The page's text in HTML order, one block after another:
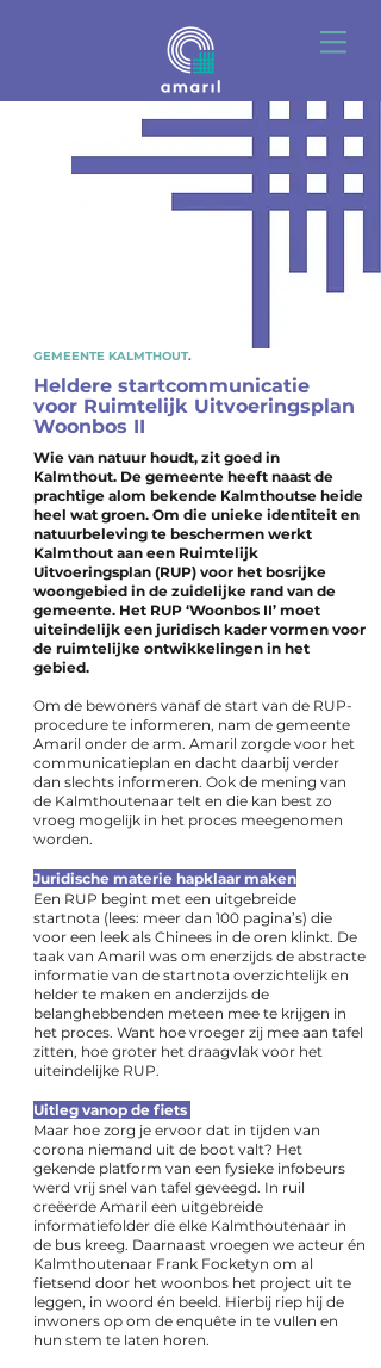
GEMEENTE KALMTHOUT.
Heldere startcommunicatie
voor Ruimtelijk Uitvoeringsplan
Woonbos II
Wie van natuur houdt, zit goed in
Kalmthout. De gemeente heeft naast de
prachtige alom bekende Kalmthoutse heide
heel wat groen. Om die unieke identiteit en
natuurbeleving te beschermen werkt
Kalmthout aan een Ruimtelijk
Uitvoeringsplan (RUP) voor het bosrijke
woongebied in de zuidelijke rand van de
gemeente. Het RUP ‘Woonbos II’ moet
uiteindelijk een juridisch kader vormen voor
de ruimtelijke ontwikkelingen in het
gebied.
Om de bewoners vanaf de start van de RUP-
procedure te informeren, nam de gemeente
Amaril onder de arm. Amaril zorgde voor het
communicatieplan en dacht daarbij verder
dan slechts informeren. Ook de mening van
de Kalmthoutenaar telt en die kan best zo
vroeg mogelijk in het proces meegenomen
worden.
Juridische materie hapklaar maken
Een RUP begint met een uitgebreide
startnota (lees: meer dan 100 pagina’s) die
voor een leek als Chinees in de oren klinkt. De
taak van Amaril was om enerzijds de abstracte
informatie van de startnota overzichtelijk en
helder te maken en anderzijds de
belanghebbenden meteen mee te krijgen in
het proces. Want hoe vroeger zij mee aan tafel
zitten, hoe groter het draagvlak voor het
uiteindelijke RUP.
Uitleg vanop de fiets
Maar hoe zorg je ervoor dat in tijden van
corona niemand uit de boot valt? Het
gekende platform van een fysieke infobeurs
werd vrij snel van tafel geveegd. In ruil
creëerde Amaril een uitgebreide
informatiefolder die elke Kalmthoutenaar in
de bus kreeg. Daarnaast vroegen we acteur én
Kalmthoutenaar Frank Focketyn om al
fietsend door het woonbos het project uit te
leggen, in woord én beeld. Hierbij riep hij de
inwoners op om de enquête in te vullen en
hun stem te laten horen.